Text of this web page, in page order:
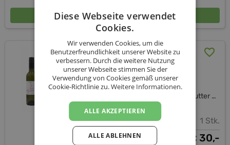
In den Warenkorb
Das Weinset für uns zwei-
für besondere Tage inkl.
Versand
Bio-Weingut Tor zur Sonne & Mutter Erde Shop
1 Stk.
€ 30,-
Diese Webseite verwendet
Cookies.
Wir verwenden Cookies, um die
Benutzerfreundlichkeit unserer Website zu
verbessern. Durch die weitere Nutzung
unserer Webseite stimmen Sie der
Verwendung von Cookies gemäß unserer
Cookie-Richtlinie zu.Weitere Informationen.
ALLE AKZEPTIEREN
ALLE ABLEHNEN